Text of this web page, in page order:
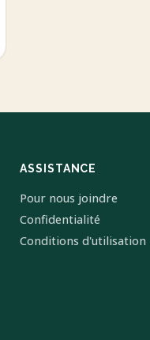
ASSISTANCE
Pour nous joindre
Confidentialité
Conditions d'utilisation